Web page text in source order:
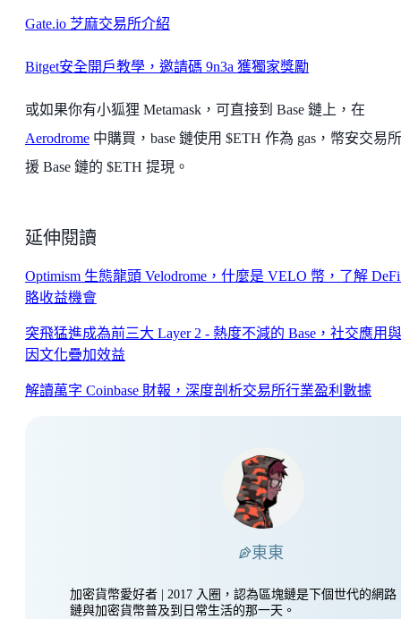
Gate.io 芝麻交易所介紹
Bitget安全開戶教學，邀請碼 9n3a 獲獨家獎勵
或如果你有小狐狸 Metamask，可直接到 Base 鏈上，在
Aerodrome 中購買，base 鏈使用 $ETH 作為 gas，幣安交易
援 Base 鏈的 $ETH 提現。
延伸閱讀
Optimism 生態龍頭 Velodrome，什麼是 VELO 幣，了解
賂收益機會
突飛猛進成為前三大 Layer 2 - 熱度不減的 Base，社交應用
因文化疊加效益
解讀萬字 Coinbase 財報，深度剖析交易所行業盈利數據
東東
加密貨幣愛好者 | 2017 入圈，認為區塊鏈是下個世代的網路
鏈與加密貨幣普及到日常生活的那一天。